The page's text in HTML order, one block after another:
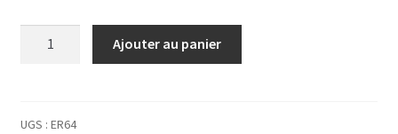
Mouse
Ajouter au panier
UGS : ER64